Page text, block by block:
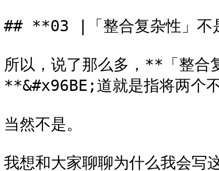
## **03 |「整合复杂性」不
所以，说了那么多，**「整合
**&#x96BE;道就是指将两个
当然不是。
我想和大家聊聊为什么我会写